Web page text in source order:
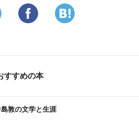
すすめの本
敦の文学と生涯